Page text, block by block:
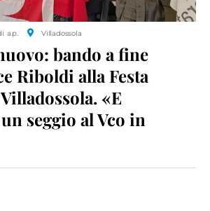
a.p. Villadossola
bando a fine
Riboldi alla Festa
«E
seggio al Vco in